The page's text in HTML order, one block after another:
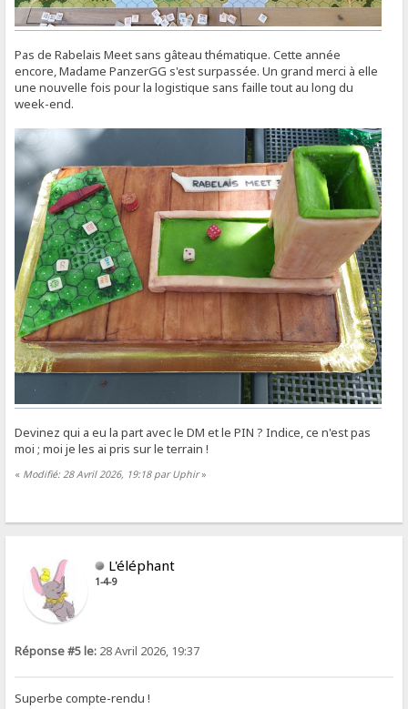
Pas de Rabelais Meet sans gâteau thématique. Cette année
encore, Madame PanzerGG s'est surpassée. Un grand merci à elle
une nouvelle fois pour la logistique sans faille tout au long du
week-end.
Devinez qui a eu la part avec le DM et le PIN ? Indice, ce n'est pas
moi ; moi je les ai pris sur le terrain !
« Modifié: 28 Avril 2026, 19:18 par Uphir»
L'éléphant
1-4-9
Réponse #5 le: 28 Avril 2026, 19:37
Superbe compte-rendu !